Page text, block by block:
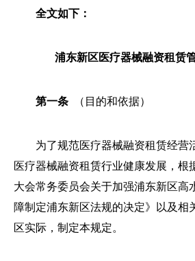
全文如下：
浦东新区医疗器械融资租赁
第一条 （目的和依据）
为了规范医疗器械融资租赁经营
医疗器械融资租赁行业健康发展，根
大会常务委员会关于加强浦东新区高
障制定浦东新区法规的决定》以及相
区实际，制定本规定。